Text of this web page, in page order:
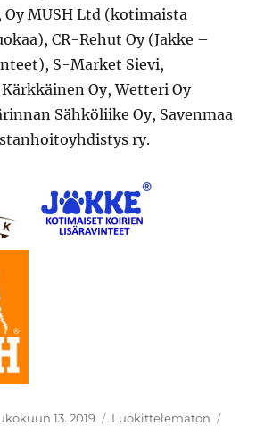
MUSH Ltd (kotimaista
CR-Rehut Oy (Jakke –
S-Market Sievi,
Oy, Wetteri Oy
Sähköliike Oy, Savenmaa
ry.
13. 2019 Kategoriat
Luokittelematon